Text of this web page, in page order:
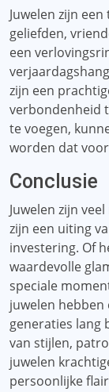
Juwelen zijn
geliefden,
een
zijn een
verbondenheid
te voegen,
worden dat
Conclusie
Juwelen zijn
zijn een uiting
investering. Of
waardevolle
speciale
juwelen
generaties lang
van stijlen,
juwelen
persoonlijke